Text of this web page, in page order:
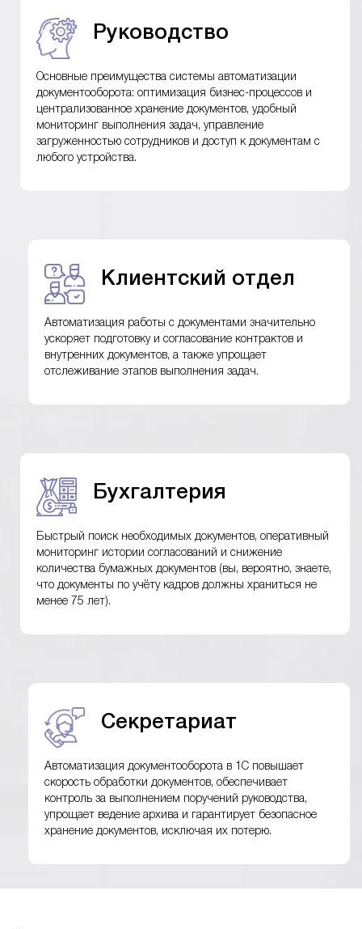
Руководство
Основные преимущества системы автоматизации
документооборота: оптимизация бизнес-процессов и
централизованное хранение документов, удобный
мониторинг выполнения задач, управление
загруженностью сотрудников и доступ к документам с
любого устройства.
Клиентский отдел
Автоматизация работы с документами значительно
ускоряет подготовку и согласование контрактов и
внутренних документов, а также упрощает
отслеживание этапов выполнения задач.
Бухгалтерия
Быстрый поиск необходимых документов, оперативный
мониторинг истории согласований и снижение
количества бумажных документов (вы, вероятно, знаете,
что документы по учёту кадров должны храниться не
менее 75 лет).
Секретариат
Автоматизация документооборота в 1С повышает
скорость обработки документов, обеспечивает
контроль за выполнением поручений руководства,
упрощает ведение архива и гарантирует безопасное
хранение документов, исключая их потерю.